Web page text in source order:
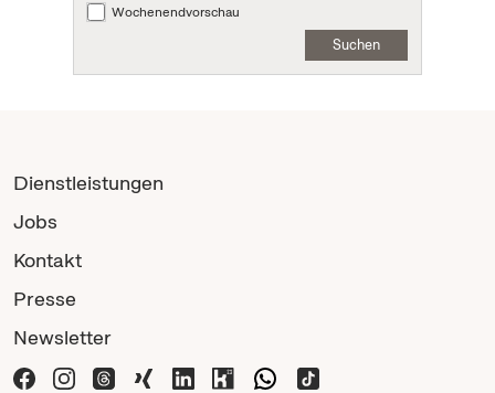
Wochenendvorschau
Suchen
Dienstleistungen
Jobs
Kontakt
Presse
Newsletter